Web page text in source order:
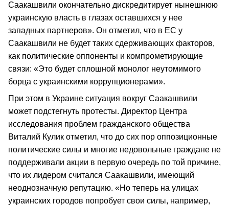
Саакашвили окончательно дискредитирует нынешнюю
украинскую власть в глазах оставшихся у нее
западных партнеров». Он отметил, что в ЕС у
Саакашвили не будет таких сдерживающих факторов,
как политические оппоненты и компрометирующие
связи: «Это будет сплошной монолог неутомимого
борца с украинскими коррупционерами».
При этом в Украине ситуация вокруг Саакашвили
может подстегнуть протесты. Директор Центра
исследования проблем гражданского общества
Виталий Кулик отметил, что до сих пор оппозиционные
политические силы и многие недовольные граждане не
поддерживали акции в первую очередь по той причине,
что их лидером считался Саакашвили, имеющий
неоднозначную репутацию. «Но теперь на улицах
украинских городов попробует свои силы, например,